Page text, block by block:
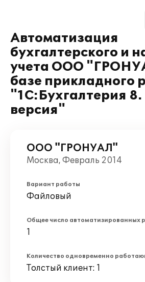
Автоматизация
бухгалтерского и
учета ООО
базе прикладного
"1С:Бухгалтерия 8.
версия"
ООО "ГРОНУАЛ"
Москва, Февраль 2014
Вариант работы
Файловый
Общее число автоматизированных
1
Количество одновременно
Толстый клиент: 1